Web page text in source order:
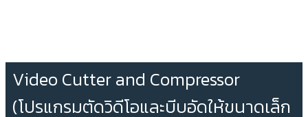
Video Cutter and Compressor
(โปรแกรมตัดวิดีโอและบีบอัดให้ขนาดเล็ก